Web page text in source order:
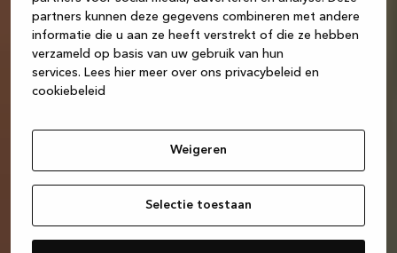
partners kunnen deze gegevens combineren met andere
informatie die u aan ze heeft verstrekt of die ze hebben
verzameld op basis van uw gebruik van hun
services. Lees hier meer over ons privacybeleid en
cookiebeleid
Weigeren
Selectie toestaan